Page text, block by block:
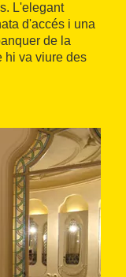
L'elegant
d'accés i una
de la
hi va viure des